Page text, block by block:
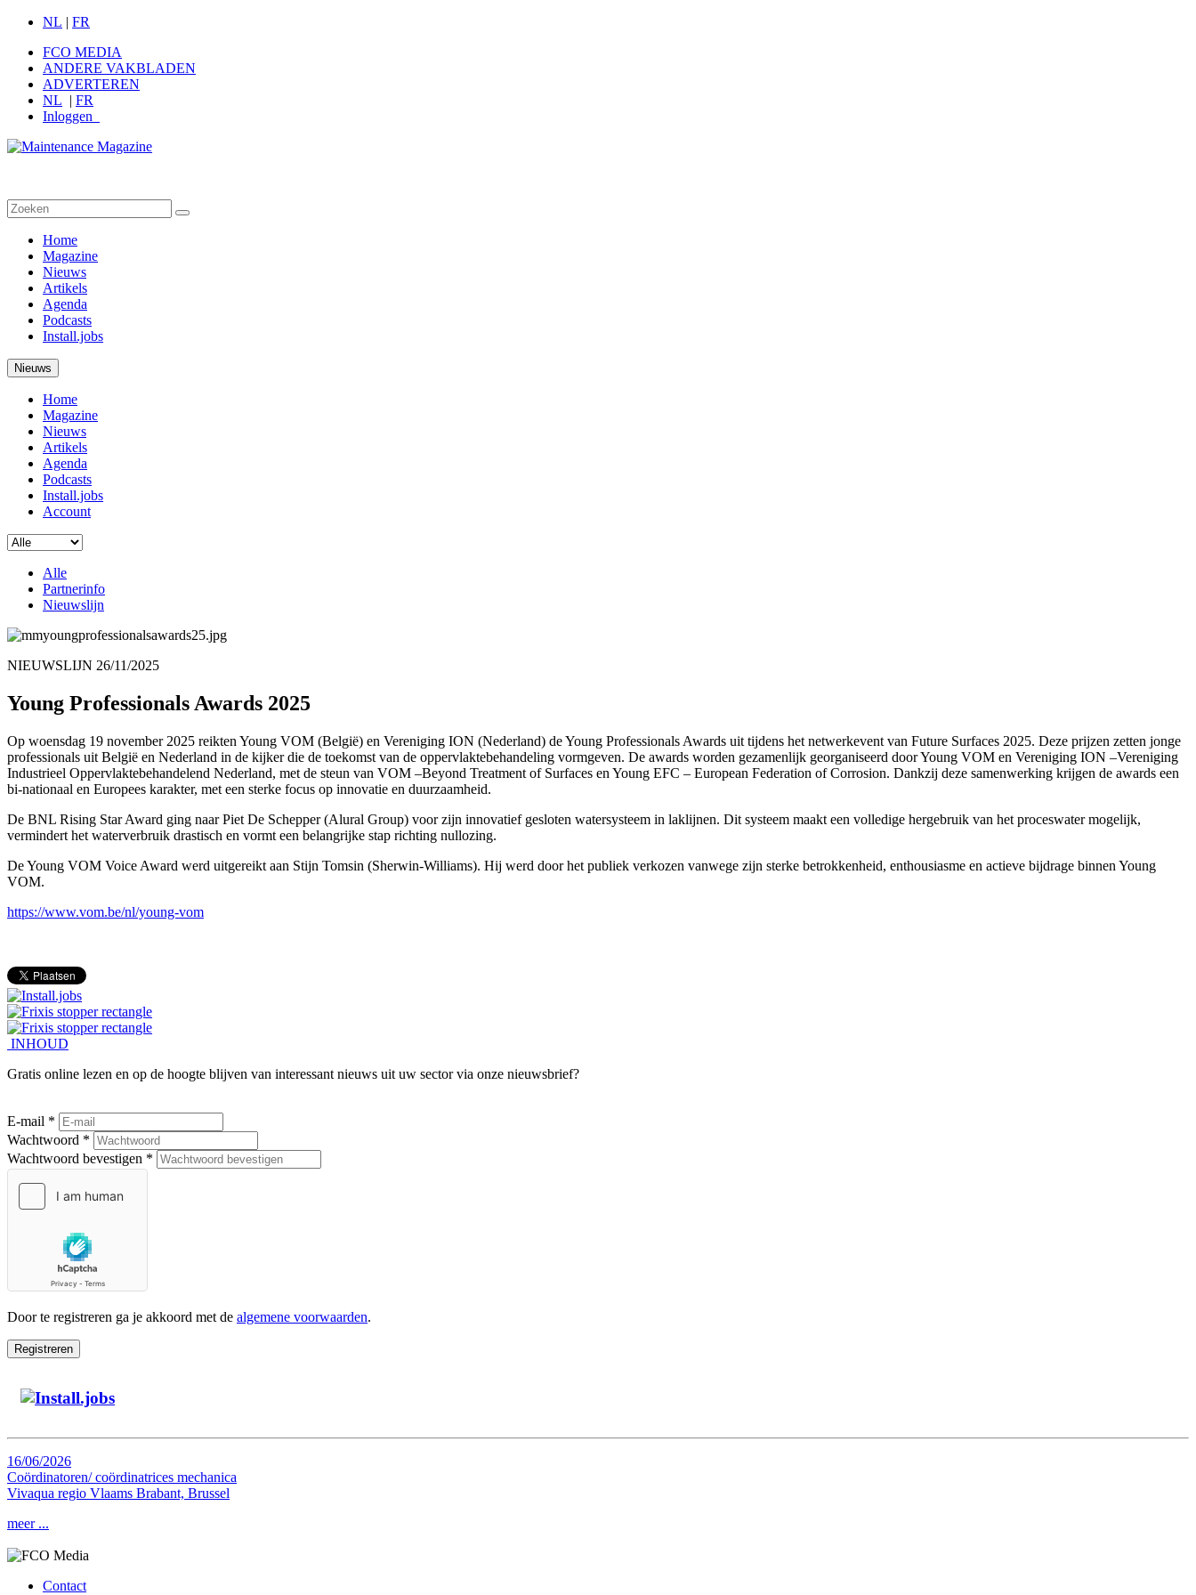
NL | FR
FCO MEDIA
ANDERE VAKBLADEN
ADVERTEREN
NL | FR
Inloggen
Home
Magazine
Nieuws
Artikels
Agenda
Podcasts
Install.jobs
Nieuws
Home
Magazine
Nieuws
Artikels
Agenda
Podcasts
Install.jobs
Account
Alle
Partnerinfo
Nieuwslijn
NIEUWSLIJN 26/11/2025
Young Professionals Awards 2025
Op woensdag 19 november 2025 reikten Young VOM (België) en Vereniging ION (Nederland) de Young Professionals Awards uit tijdens het netwerkevent van Future Surfaces 2025. Deze prijzen zetten jonge
professionals uit België en Nederland in de kijker die de toekomst van de oppervlaktebehandeling vormgeven. De awards worden gezamenlijk georganiseerd door Young VOM en Vereniging ION –Vereniging
Industrieel Oppervlaktebehandelend Nederland, met de steun van VOM –Beyond Treatment of Surfaces en Young EFC – European Federation of Corrosion. Dankzij deze samenwerking krijgen de awards een
bi-nationaal en Europees karakter, met een sterke focus op innovatie en duurzaamheid.
De BNL Rising Star Award ging naar Piet De Schepper (Alural Group) voor zijn innovatief gesloten watersysteem in laklijnen. Dit systeem maakt een volledige hergebruik van het proceswater mogelijk,
vermindert het waterverbruik drastisch en vormt een belangrijke stap richting nullozing.
De Young VOM Voice Award werd uitgereikt aan Stijn Tomsin (Sherwin-Williams). Hij werd door het publiek verkozen vanwege zijn sterke betrokkenheid, enthousiasme en actieve bijdrage binnen Young
VOM.
https://www.vom.be/nl/young-vom
INHOUD
Gratis online lezen en op de hoogte blijven van interessant nieuws uit uw sector via onze nieuwsbrief?
E-mail *
Wachtwoord *
Wachtwoord bevestigen *
Door te registreren ga je akkoord met de algemene voorwaarden.
Registreren
16/06/2026
Coördinatoren/ coördinatrices mechanica
Vivaqua regio Vlaams Brabant, Brussel
meer ...
Contact